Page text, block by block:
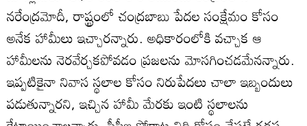
నరేంద్రమోదీ, రాష్ట్రంలో చంద్రబాబు పేదల సంక్షేమం కోసం
అనేక హామీలు ఇచ్చారన్నారు. అధికారంలోకి వచ్చాక ఆ
హామీలను నెరవేర్చకపోవడం ప్రజలను మోసగించడమేనన్నారు.
ఇప్పటికైనా నివాస స్థలాల కోసం నిరుపేదలు చాలా ఇబ్బందులు
పడుతున్నారని, ఇచ్చిన హామీ మేరకు ఇంటి స్థలాలను